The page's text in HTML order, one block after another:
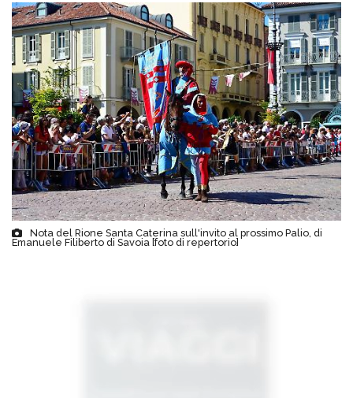
Nota del Rione Santa Caterina sull'invito al prossimo Palio, di
Emanuele Filiberto di Savoia [foto di repertorio]